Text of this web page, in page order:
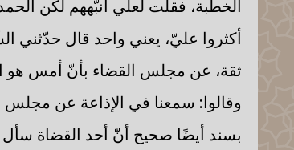
الخطبة، فقلت لعلّي أنبّههم لكن
أكثروا عليّ، يعني واحد قال حدّثني
ثقة، عن مجلس القضاء بأنّ أمس هو
وقالوا: سمعنا في الإذاعة عن مجلس
بسند أيضًا صحيح أنّ أحد القضاة